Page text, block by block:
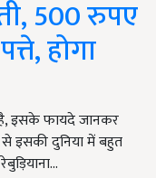
500 रुपए
होगा
है, इसके फायदे जानकर
इसकी दुनिया में बहुत